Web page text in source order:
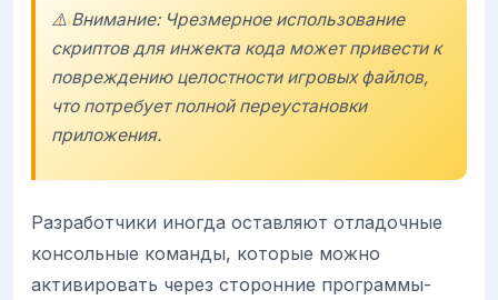
⚠️ Внимание: Чрезмерное использование
скриптов для инжекта кода может привести к
повреждению целостности игровых файлов,
что потребует полной переустановки
приложения.
Разработчики иногда оставляют отладочные
консольные команды, которые можно
активировать через сторонние программы-